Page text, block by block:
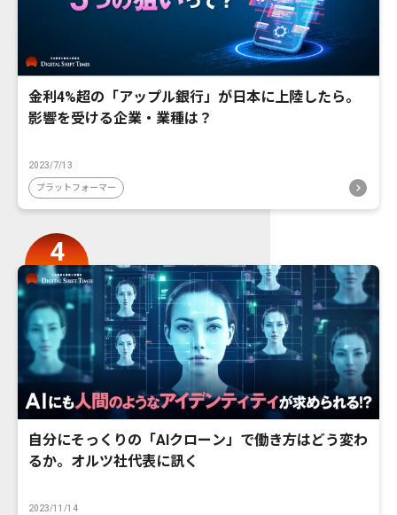
金利4%超の「アップル銀行」が日本に上陸したら。
影響を受ける企業・業種は？
2023/7/13
プラットフォーマー
自分にそっくりの「AIクローン」で働き方はどう変わ
るか。オルツ社代表に訊く
2023/11/14